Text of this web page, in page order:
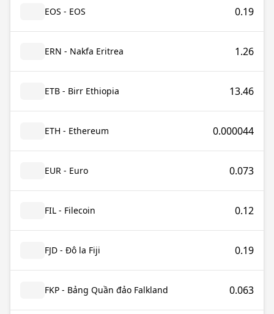
EOS - EOS 0.19
ERN - Nakfa Eritrea 1.26
ETB - Birr Ethiopia 13.46
ETH - Ethereum 0.000044
EUR - Euro 0.073
FIL - Filecoin 0.12
FJD - Đô la Fiji 0.19
FKP - Bảng Quần đảo Falkland 0.063